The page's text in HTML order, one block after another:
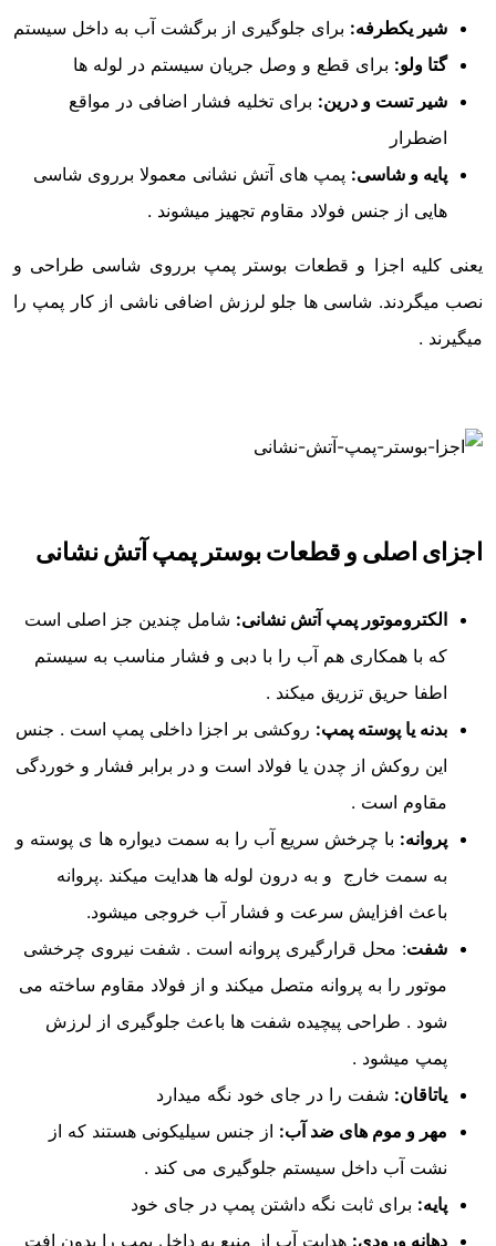
شیر یکطرفه: برای جلوگیری از برگشت آب به داخل سیستم
گتا ولو: برای قطع و وصل جریان سیستم در لوله ها
شیر تست و درین: برای تخلیه فشار اضافی در مواقع
اضطرار
پایه و شاسی: پمپ های آتش نشانی معمولا برروی شاسی
هایی از جنس فولاد مقاوم تجهیز میشوند .
یعنی کلیه اجزا و قطعات بوستر پمپ برروی شاسی طراحی و
نصب میگردند. شاسی ها جلو لرزش اضافی ناشی از کار پمپ را
میگیرند .
اجزای اصلی و قطعات بوستر پمپ آتش نشانی
الکتروموتور پمپ آتش نشانی: شامل چندین جز اصلی است
که با همکاری هم آب را با دبی و فشار مناسب به سیستم
اطفا حریق تزریق میکند .
بدنه یا پوسته پمپ: روکشی بر اجزا داخلی پمپ است . جنس
این روکش از چدن یا فولاد است و در برابر فشار و خوردگی
مقاوم است .
پروانه: با چرخش سریع آب را به سمت دیواره ها ی پوسته و
به سمت خارج و به درون لوله ها هدایت میکند .پروانه
باعث افزایش سرعت و فشار آب خروجی میشود.
شفت: محل قرارگیری پروانه است . شفت نیروی چرخشی
موتور را به پروانه متصل میکند و از فولاد مقاوم ساخته می
شود . طراحی پیچیده شفت ها باعث جلوگیری از لرزش
پمپ میشود .
یاتاقان: شفت را در جای خود نگه میدارد
مهر و موم های ضد آب: از جنس سیلیکونی هستند که از
نشت آب داخل سیستم جلوگیری می کند .
پایه: برای ثابت نگه داشتن پمپ در جای خود
دهانه ورودی: هدایت آب از منبع به داخل پمپ را بدون افت